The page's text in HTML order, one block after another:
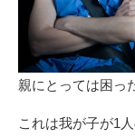
親にとっては困っ
これは我が子が1